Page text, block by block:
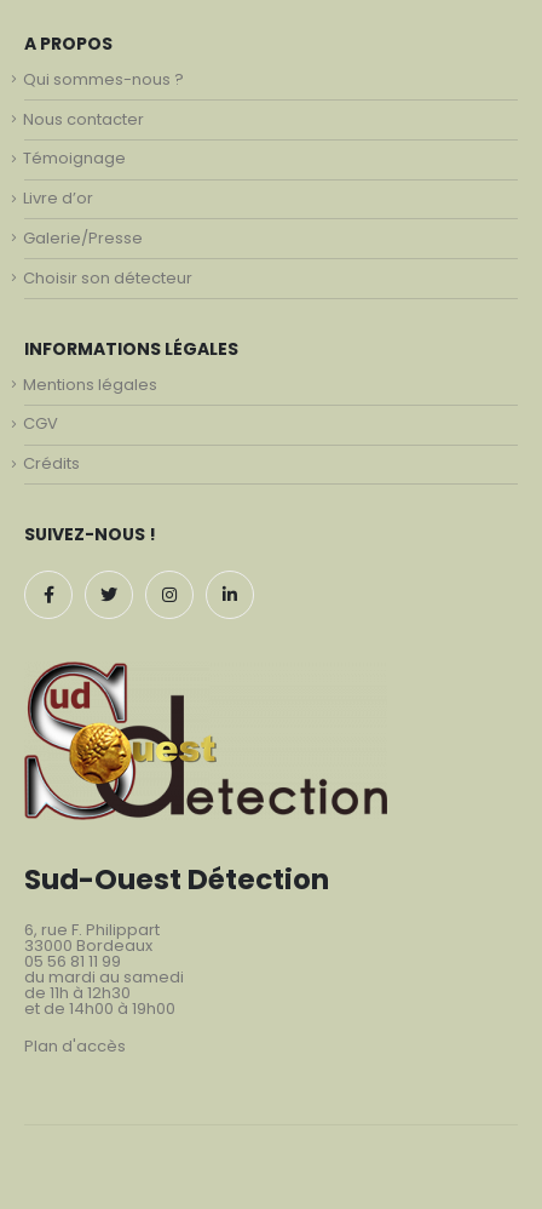
A PROPOS
Qui sommes-nous ?
Nous contacter
Témoignage
Livre d’or
Galerie/Presse
Choisir son détecteur
INFORMATIONS LÉGALES
Mentions légales
CGV
Crédits
SUIVEZ-NOUS !
Sud-Ouest Détection
6, rue F. Philippart
33000 Bordeaux
05 56 81 11 99
du mardi au samedi
de 11h à 12h30
et de 14h00 à 19h00
Plan d'accès